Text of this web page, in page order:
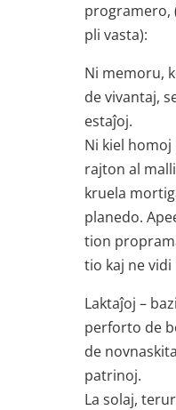
programero,
pli vasta):
Ni memoru,
de vivantaj,
estaĵoj.
Ni kiel
rajton al
kruela
planedo.
tion
tio kaj ne
Laktaĵoj –
perforto de
de
patrinoj.
La solaj,